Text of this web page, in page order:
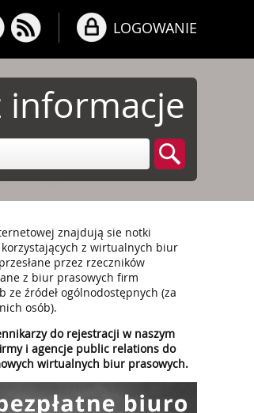
LOGOWANIE
informacje
znajdują sie notki
z wirtualnych biur
przez rzeczników
z biur prasowych firm
ze źródeł ogólnodostępnych (za
osób).
do rejestracji w naszym
i agencje public relations do
wirtualnych biur prasowych.